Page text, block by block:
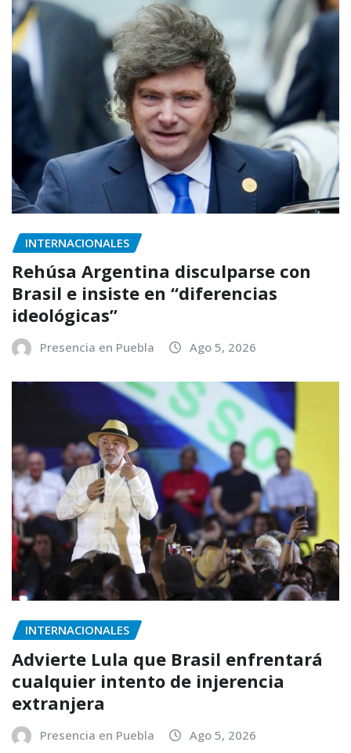
INTERNACIONALES
Rehúsa Argentina disculparse con
Brasil e insiste en “diferencias
ideológicas”
Presencia en Puebla Ago 5, 2026
INTERNACIONALES
Advierte Lula que Brasil enfrentará
cualquier intento de injerencia
extranjera
Presencia en Puebla Ago 5, 2026